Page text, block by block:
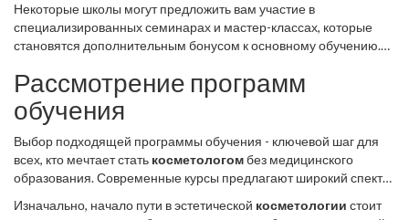
кто хочет закрепить теоретические знания и получить
уверенность в своих силах. Также следует учитывать, есть ли в
программе отдельный блок, посвященный новым технологиям
в косметологии, таким как аппаратные методы и современные
продукты.
Некоторые школы могут предложить вам участие в
специализированных семинарах и мастер-классах, которые
становятся дополнительным бонусом к основному обучению.
необходимые знания, но и сможете применять их на практике.
Самое важное при выборе курсов - это четкое понимание своих
целей и ожиданий от обучения в сфере
косметологии.
Рассмотрение программ
обучения
Выбор подходящей программы обучения - ключевой шаг для
всех, кто мечтает стать косметологомбез медицинского
образования. Современные курсы предлагают широкий спектр
процедур, таких как лазерная терапия и химический пилинг. Но
Изначально, начало пути в эстетической косметологии стоит